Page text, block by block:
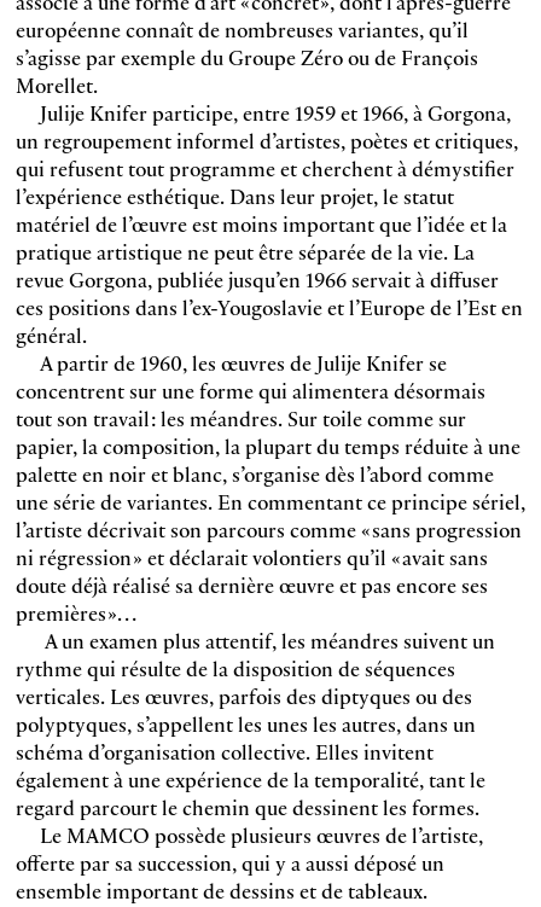
européenne connaît de nombreuses variantes, qu’il
s’agisse par exemple du Groupe Zéro ou de François
Morellet.
Julije Knifer participe, entre 1959 et 1966, à Gorgona,
un regroupement informel d’artistes, poètes et critiques,
qui refusent tout programme et cherchent à démystifier
l’expérience esthétique. Dans leur projet, le statut
matériel de l’œuvre est moins important que l’idée et la
pratique artistique ne peut être séparée de la vie. La
revue Gorgona, publiée jusqu’en 1966 servait à diffuser
ces positions dans l’ex-Yougoslavie et l’Europe de l’Est en
général.
A partir de 1960, les œuvres de Julije Knifer se
concentrent sur une forme qui alimentera désormais
tout son travail : les méandres. Sur toile comme sur
papier, la composition, la plupart du temps réduite à une
palette en noir et blanc, s’organise dès l’abord comme
une série de variantes. En commentant ce principe sériel,
l’artiste décrivait son parcours comme « sans progression
ni régression » et déclarait volontiers qu’il « avait sans
doute déjà réalisé sa dernière œuvre et pas encore ses
premières »…
A un examen plus attentif, les méandres suivent un
rythme qui résulte de la disposition de séquences
verticales. Les œuvres, parfois des diptyques ou des
polyptyques, s’appellent les unes les autres, dans un
schéma d’organisation collective. Elles invitent
également à une expérience de la temporalité, tant le
regard parcourt le chemin que dessinent les formes.
Le MAMCO possède plusieurs œuvres de l’artiste,
offerte par sa succession, qui y a aussi déposé un
ensemble important de dessins et de tableaux.